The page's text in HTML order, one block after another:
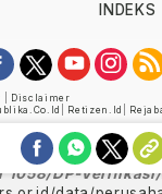
INDEKS
Disclaimer
Retizen.id
diverifikasi oleh
1058/DP-